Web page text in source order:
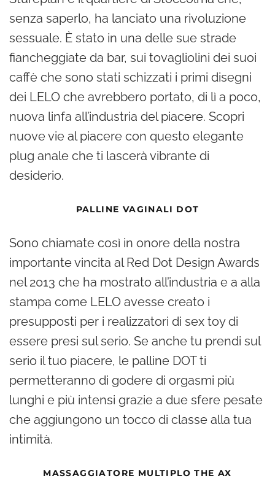
senza saperlo, ha lanciato una rivoluzione
sessuale. È stato in una delle sue strade
fiancheggiate da bar, sui tovagliolini dei suoi
caffè che sono stati schizzati i primi disegni
dei LELO che avrebbero portato, di lì a poco,
nuova linfa all’industria del piacere. Scopri
nuove vie al piacere con questo elegante
plug anale che ti lascerà vibrante di
desiderio.
PALLINE VAGINALI DOT
Sono chiamate così in onore della nostra
importante vincita al Red Dot Design Awards
nel 2013 che ha mostrato all’industria e a alla
stampa come LELO avesse creato i
presupposti per i realizzatori di sex toy di
essere presi sul serio. Se anche tu prendi sul
serio il tuo piacere, le palline DOT ti
permetteranno di godere di orgasmi più
lunghi e più intensi grazie a due sfere pesate
che aggiungono un tocco di classe alla tua
intimità.
MASSAGGIATORE MULTIPLOTHE AX